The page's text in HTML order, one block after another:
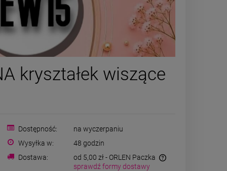
Kolczyki STAL
CHIRURGICZNA bigiel
serce kryształek cyrkonie
DO KOSZYKA
kryształek wiszące
Dostępność:
na wyczerpaniu
Wysyłka w:
48 godzin
Dostawa:
od 5,00 zł- ORLEN Paczka
sprawdź formy dostawy